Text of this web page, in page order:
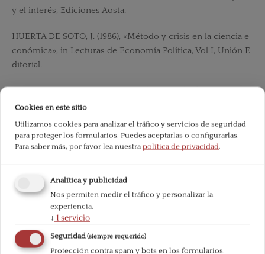
y el interés, Ediciones Aosta.
HUERTA DE SOTO, J. (1986), «Método y crisis en la ciencia e
conómica», in Lecturas de Economía Política, Vol I, Unión E
ditorial.
y Función Empresarial, Unión Editorial, Madrid. (3rd edition
2005).
HUERTA DE SOTO, J. (2002), Dinero, Crédito Bancario y Cicl
INFANTINO, L (2003), Ignorance and Liberty, Routledge.
enze sociali nella Grande Vienna, Rubettino. Information Inf
Cookies en este sitio
Utilizamos cookies para analizar el tráfico y servicios de seguridad
para proteger los formularios. Puedes aceptarlas o configurarlas.
Para saber más, por favor lea nuestra política de privacidad.
Analítica y publicidad
Nos permiten medir el tráfico y personalizar la
experiencia.
↓ 1 servicio
Seguridad(siempre requerido)
Protección contra spam y bots en los formularios.